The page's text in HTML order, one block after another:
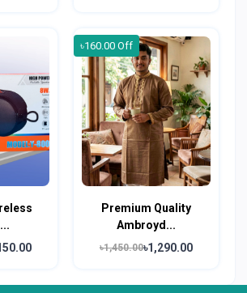
৳160.00 Off
Premium Quality
Ambroyd...
৳1,450.00৳1,290.00